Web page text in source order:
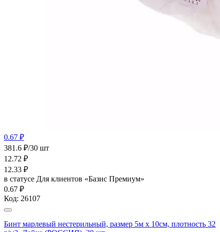
0.67 ₽
381.6 ₽/30 шт
12.72 ₽
12.33 ₽
в статусе Для клиентов «Базис Премиум»
0.67 ₽
Код: 26107
Бинт марлевый нестерильный, размер 5м х 10см, плотность 32